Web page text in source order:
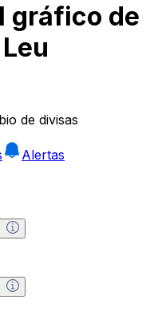
gráfico de
de divisas
Alertas